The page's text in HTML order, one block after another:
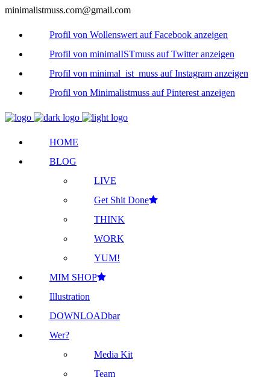
minimalistmuss.com@gmail.com
Profil von Wollenswert auf Facebook anzeigen
Profil von minimalISTmuss auf Twitter anzeigen
Profil von minimal_ist_muss auf Instagram anzeigen
Profil von Minimalistmuss auf Pinterest anzeigen
HOME
BLOG
LIVE
Get Shit Done
THINK
WORK
YUM!
MIM SHOP
Illustration
DOWNLOADbar
Wer?
Media Kit
Team